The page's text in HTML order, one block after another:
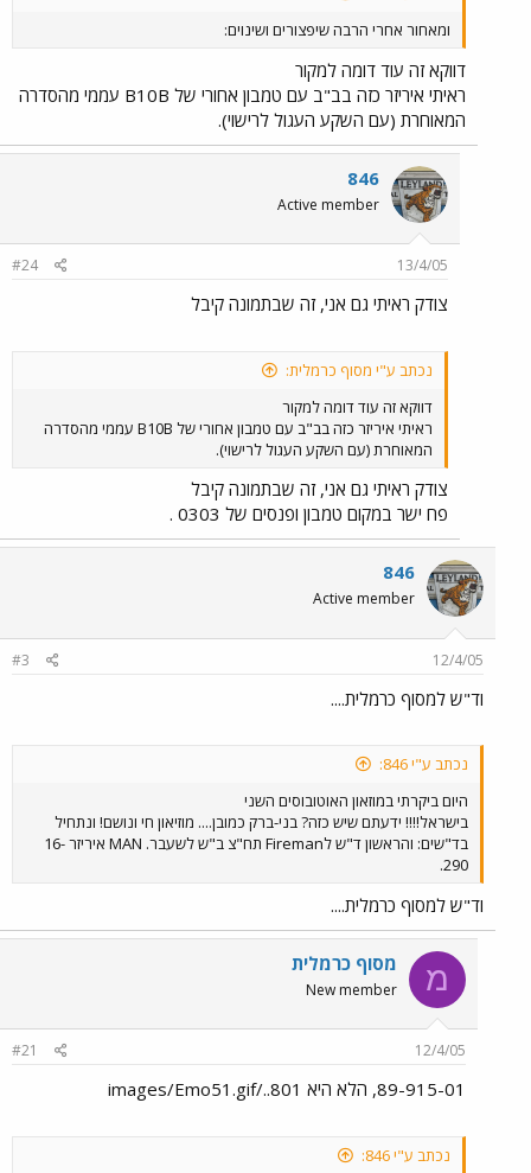
ומאחור אחרי הרבה שיפצורים ושינוים:
דווקא זה עוד דומה למקור
ראיתי איריזר כזה בב"ב עם טמבון אחורי של B10B עממי מהסדרה
המאוחרת (עם השקע העגול לרישוי).
846
Active member
13/4/05
#24
צודק ראיתי גם אני, זה שבתמונה קיבל
נכתב ע"י מסוף כרמלית:
דווקא זה עוד דומה למקור
ראיתי איריזר כזה בב"ב עם טמבון אחורי של B10B עממי מהסדרה
המאוחרת (עם השקע העגול לרישוי).
צודק ראיתי גם אני, זה שבתמונה קיבל
פח ישר במקום טמבון ופנסים של 0303 .
846
Active member
12/4/05
#3
וד"ש למסוף כרמלית....
נכתב ע"י 846:
היום ביקרתי במוזאון האוטובוסים השני
בישראל!!!! ידעתם שיש כזה? בני-ברק כמובן.... מוזיאון חי ונושם! ונתחיל
בד"שים: והראשון ד"ש לFireman תח"צ ב"ש לשעבר. MAN איריזר 16-
290.
וד"ש למסוף כרמלית....
מ מסוף כרמלית
New member
12/4/05
#21
89-915-01, הלא היא 801../images/Emo51.gif
נכתב ע"י 846: